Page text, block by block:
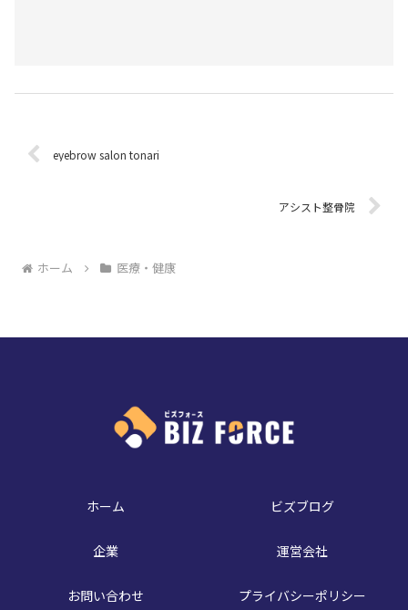
eyebrow salon tonari
アシスト整骨院
ホーム 医療・健康
ホーム ビズブログ
企業 運営会社
お問い合わせ プライバシーポリシー